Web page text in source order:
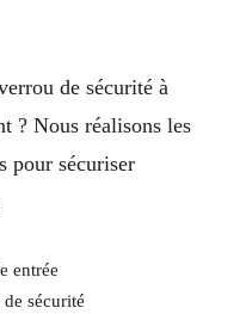
de sécurité à
? Nous réalisons les
pour sécuriser
entrée
sécurité